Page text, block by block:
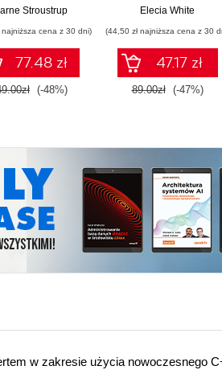
Stroustrup
najniższa cena z 30 dni)
77.48 zł
(-48%)
oprogramowania.
Elecia White
(44,50 zł najniższa cena z 30
47.17 zł
89.00zł (-47%)
w zakresie użycia nowoczesnego